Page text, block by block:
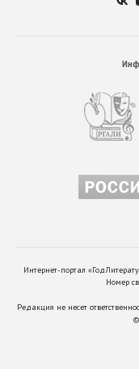
Интернет-портал
Номер
Редакция не несет
©